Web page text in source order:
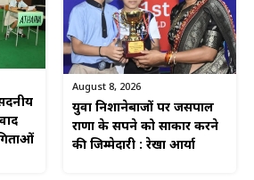
August 8, 2026
युवा निशानेबाजों पर जसपाल
राणा के सपने को साकार करने
की जिम्मेदारी : रेखा आर्या